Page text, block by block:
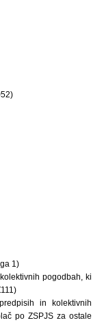
1)
pogodbah, ki
in kolektivnih
po ZSPJS za ostale